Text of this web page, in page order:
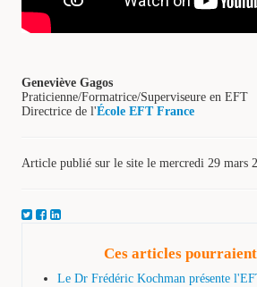
Geneviève Gagos
Praticienne/Formatrice/Superviseure en EFT
Directrice de l'École EFT France
Article publié sur le site le mercredi 29 mars
Ces articles
Le Dr Frédéric Kochman présente